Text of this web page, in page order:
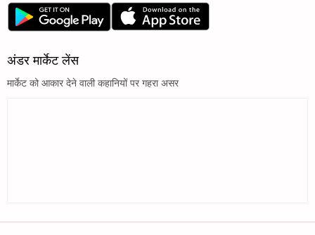
अंडर मार्केट लेंस
मार्केट को आकार देने वाली कहानियों पर गहरा असर